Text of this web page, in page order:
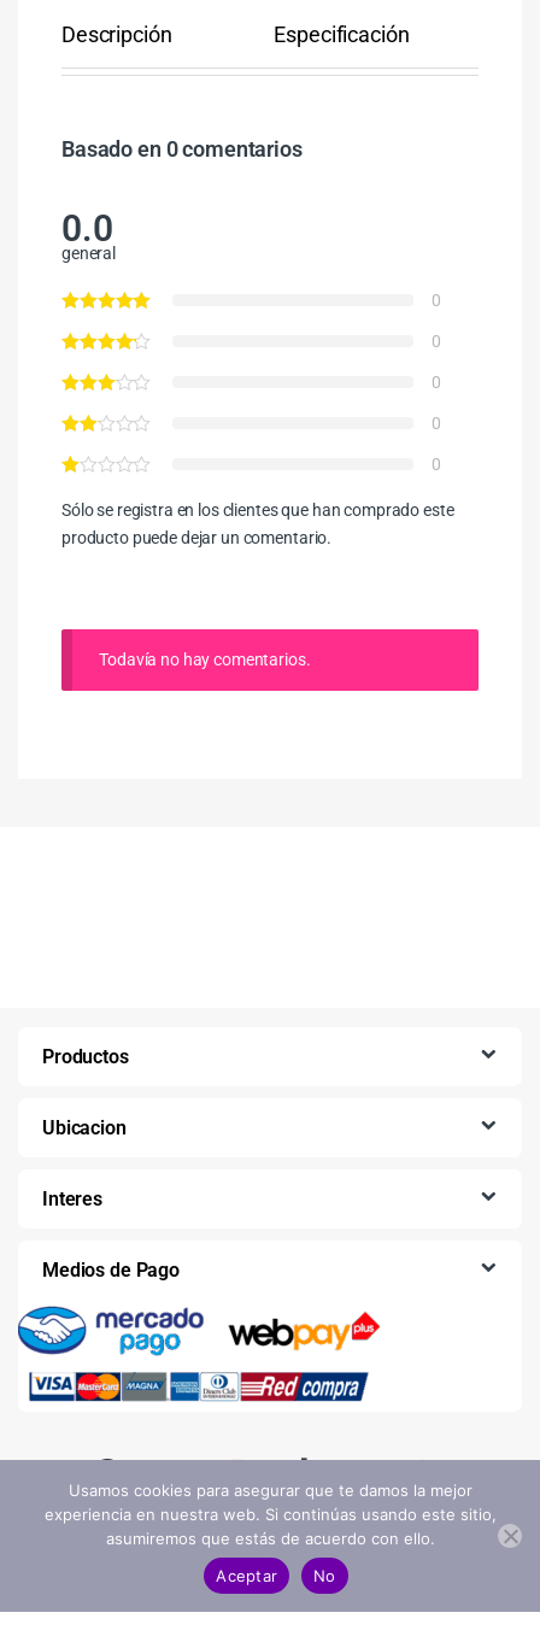
Descripción Especificación
Basado en 0 comentarios
0.0
general
0
0
0
0
0
Sólo se registra en los clientes que han comprado este
producto puede dejar un comentario.
Todavía no hay comentarios.
Productos
Ubicacion
Interes
Medios de Pago
Usamos cookies para asegurar que te damos la mejor
experiencia en nuestra web. Si continúas usando este sitio,
asumiremos que estás de acuerdo con ello.
Aceptar
No